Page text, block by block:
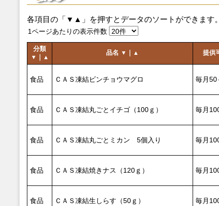
各項目の「▼▲」を押すとデータのソートができます
1ページあたりの表示件数
分類
▼ ▲
品名 ▼ ▲ 提供
食品 ＣＡＳ凍結ビンチョウマグロ 毎月50
食品 ＣＡＳ凍結丸ごとイチゴ（100ｇ） 毎月
食品 ＣＡＳ凍結丸ごとミカン 5個入り 毎月
食品 ＣＡＳ凍結焼きナス（120ｇ） 毎月
食品 ＣＡＳ凍結生しらす（50ｇ） 毎月